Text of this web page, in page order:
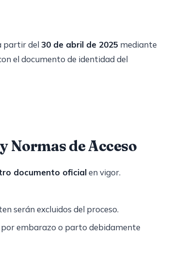
partir del 30 de abril de 2025 mediante
el documento de identidad del
Normas de Acceso
documento oficialen vigor.
serán excluidos del proceso.
embarazo o parto debidamente